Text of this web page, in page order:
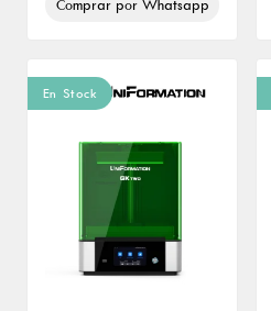
Comprar por Whatsapp
En Stock